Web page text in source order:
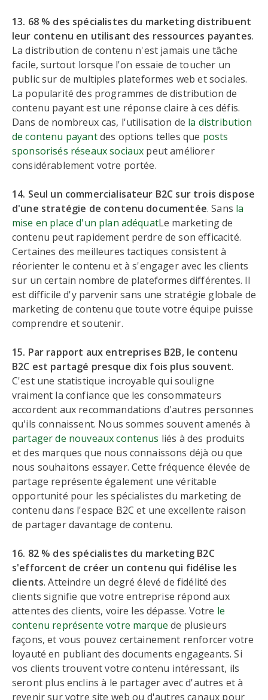
13. 68 % des spécialistes du marketing distribuent
leur contenu en utilisant des ressources payantes.
La distribution de contenu n'est jamais une tâche
facile, surtout lorsque l'on essaie de toucher un
public sur de multiples plateformes web et sociales.
La popularité des programmes de distribution de
contenu payant est une réponse claire à ces défis.
Dans de nombreux cas, l'utilisation de la distribution
de contenu payantdes options telles que posts
sponsorisés réseaux sociaux peut améliorer
considérablement votre portée.
14. Seul un commercialisateur B2C sur trois dispose
d'une stratégie de contenu documentée. Sans la
mise en place d'un plan adéquatLe marketing de
contenu peut rapidement perdre de son efficacité.
Certaines des meilleures tactiques consistent à
réorienter le contenu et à s'engager avec les clients
sur un certain nombre de plateformes différentes. Il
est difficile d'y parvenir sans une stratégie globale de
marketing de contenu que toute votre équipe puisse
comprendre et soutenir.
15. Par rapport aux entreprises B2B, le contenu
B2C est partagé presque dix fois plus souvent.
C'est une statistique incroyable qui souligne
vraiment la confiance que les consommateurs
accordent aux recommandations d'autres personnes
qu'ils connaissent. Nous sommes souvent amenés à
partager de nouveaux contenus liés à des produits
et des marques que nous connaissons déjà ou que
nous souhaitons essayer. Cette fréquence élevée de
partage représente également une véritable
opportunité pour les spécialistes du marketing de
contenu dans l'espace B2C et une excellente raison
de partager davantage de contenu.
16. 82 % des spécialistes du marketing B2C
s'efforcent de créer un contenu qui fidélise les
clients. Atteindre un degré élevé de fidélité des
clients signifie que votre entreprise répond aux
attentes des clients, voire les dépasse. Votre le
contenu représente votre marque de plusieurs
façons, et vous pouvez certainement renforcer votre
loyauté en publiant des documents engageants. Si
vos clients trouvent votre contenu intéressant, ils
seront plus enclins à le partager avec d'autres et à
revenir sur votre site web ou d'autres canaux pour